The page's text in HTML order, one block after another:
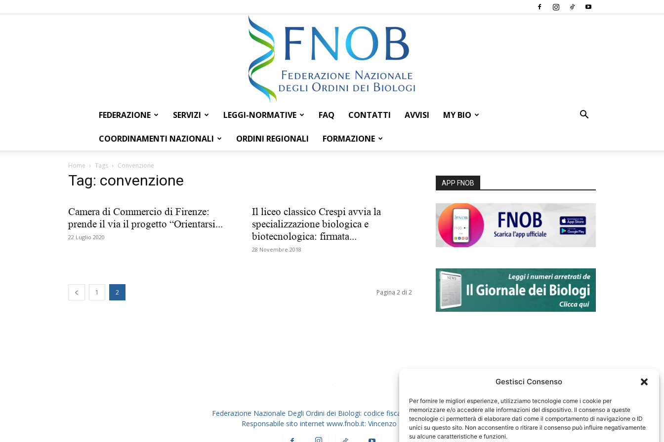
Gestisci Consenso
Per fornire le migliori esperienze, utilizziamo tecnologie come i cookie per
memorizzare e/o accedere alle informazioni del dispositivo. Il consenso a queste
tecnologie ci permetterà di elaborare dati come il comportamento di navigazione o ID
unici su questo sito. Non acconsentire o ritirare il consenso può influire negativamente
su alcune caratteristiche e funzioni.
Federazione
FEDERAZIONE SERVIZI LEGGI-NORMATIVE FAQ CONTATTI AVVISI MY BIO
COORDINAMENTI NAZIONALI ORDINI REGIONALI FORMAZIONE
Home Tags Convenzione
Tag: convenzione
Camera di Commercio di Firenze:
prende il via il progetto “Orientarsi...
22 Luglio 2020
Il liceo classico Crespi avvia la
specializzazione biologica e
biotecnologica: firmata...
28 Novembre 2018
1 2 Pagina 2 di 2
APP FNOB
Federazione Nazionale Degli Ordini dei Biologi: codice fiscale 80069130583
Responsabile sito internet www.fnob.it: Vincenzo D'Anna